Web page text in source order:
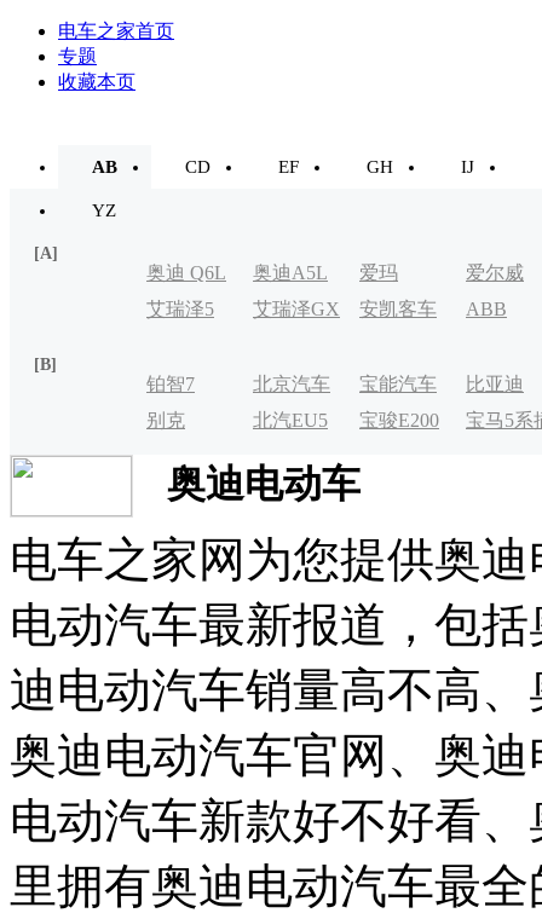
电车之家首页
专题
收藏本页
AB CD EF GH IJ
YZ
[A]
奥迪 Q6L
e-tron
奥迪A5L 爱玛
爱尔威
艾瑞泽5
艾瑞泽GX 安凯客车 ABB
[B]
铂智7 北京汽车
制造厂
宝能汽车
比亚迪
别克
VELITE
北汽EU5 宝骏E200 宝马5系
奥迪电动车
电车之家网为您提供奥
电动汽车最新报道，包
迪电动汽车销量高不高
奥迪电动汽车官网、奥
电动汽车新款好不好看
里拥有奥迪电动汽车最